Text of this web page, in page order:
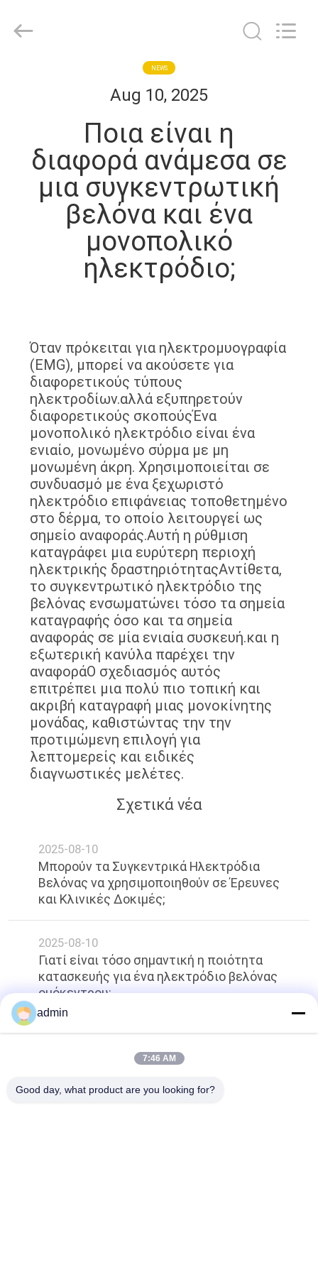
ΠΡΟΪΌΝΤΑ
ΠΕΡΊΠΟΥ
ΕΜΕΊΣ
ΕΡΓΟΣΤΑΣΊΩΝ
ΜΑΣ
ΕΛΆΤΕ
ΕΠΑΦΉ
ΕΙΔΉΣΕΙΣ
ΖΗΤΉΣΤΕ
ΈΝΑ
ΑΠΌΣΠΑΣΜΑ
SITEMAP
PRIVACY
POLICY
Electronics
Co.,Ltd..
NEWS
Aug 10, 2025
Ποια είναι η
διαφορά ανάμεσα σε
μια συγκεντρωτική
βελόνα και ένα
μονοπολικό
ηλεκτρόδιο;
Όταν πρόκειται για ηλεκτρομυογραφία
(EMG), μπορεί να ακούσετε για
διαφορετικούς τύπους
ηλεκτροδίων.αλλά εξυπηρετούν
διαφορετικούς σκοπούςΈνα
μονοπολικό ηλεκτρόδιο είναι ένα
ενιαίο, μονωμένο σύρμα με μη
μονωμένη άκρη. Χρησιμοποιείται σε
συνδυασμό με ένα ξεχωριστό
ηλεκτρόδιο επιφάνειας τοποθετημένο
στο δέρμα, το οποίο λειτουργεί ως
σημείο αναφοράς.Αυτή η ρύθμιση
καταγράφει μια ευρύτερη περιοχή
ηλεκτρικής δραστηριότηταςΑντίθετα,
το συγκεντρωτικό ηλεκτρόδιο της
βελόνας ενσωματώνει τόσο τα σημεία
καταγραφής όσο και τα σημεία
αναφοράς σε μία ενιαία συσκευή.και η
εξωτερική κανύλα παρέχει την
αναφοράΟ σχεδιασμός αυτός
επιτρέπει μια πολύ πιο τοπική και
ακριβή καταγραφή μιας μονοκίνητης
μονάδας, καθιστώντας την την
προτιμώμενη επιλογή για
λεπτομερείς και ειδικές
διαγνωστικές μελέτες.
Σχετικά νέα
2025-08-10
Μπορούν τα Συγκεντρικά Ηλεκτρόδια
Βελόνας να χρησιμοποιηθούν σε Έρευνες
και Κλινικές Δοκιμές;
2025-08-10
Γιατί είναι τόσο σημαντική η ποιότητα
κατασκευής για ένα ηλεκτρόδιο βελόνας
ομόκεντρου;
κορυφή
admin
7:46 AM
Good day, what product are you looking for?